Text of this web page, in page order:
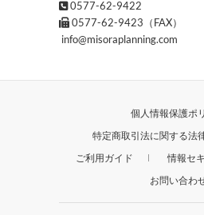
0577-62-9422
0577-62-9423（FAX）
info@misoraplanning.com
個人情報保護ポ
特定商取引法に関する法
ご利用ガイド
情報セ
お問い合わ